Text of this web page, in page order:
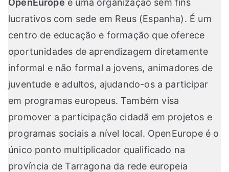
lucrativos com sede em Reus (Espanha). É um
centro de educação e formação que oferece
oportunidades de aprendizagem diretamente
informal e não formal a jovens, animadores de
juventude e adultos, ajudando-os a participar
em programas europeus. Também visa
promover a participação cidadã em projetos e
programas sociais a nível local. OpenEurope é o
único ponto multiplicador qualificado na
província de Tarragona da rede europeia